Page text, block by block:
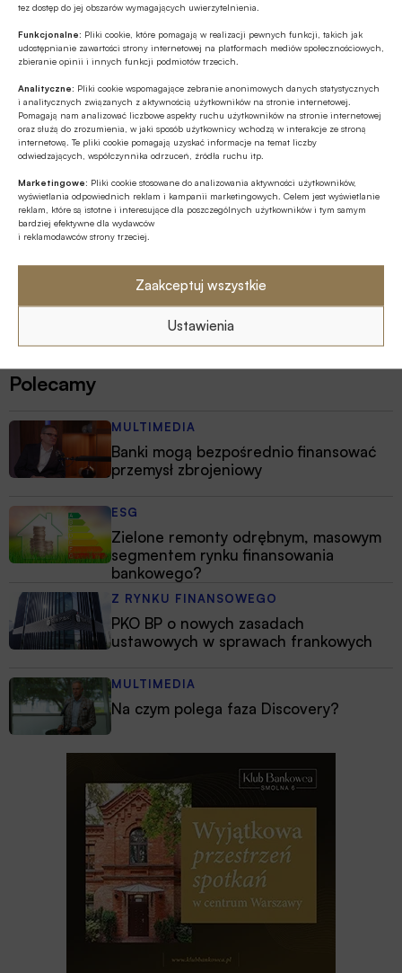
tez dostęp do jej obszarów wymagających uwierzytelnienia.
Funkcjonalne: Pliki cookie, które pomagają w realizacji pewnych funkcji, takich jak
udostępnianie zawartości strony internetowej na platformach mediów społecznościowych,
zbieranie opinii i innych funkcji podmiotów trzecich.
Analityczne: Pliki cookie wspomagające zebranie anonimowych danych statystycznych
i analitycznych związanych z aktywnością użytkowników na stronie internetowej.
Pomagają nam analizować liczbowe aspekty ruchu użytkowników na stronie internetowej
oraz służą do zrozumienia, w jaki sposób użytkownicy wchodzą w interakcje ze stroną
internetową. Te pliki cookie pomagają uzyskać informacje na temat liczby
odwiedzających, współczynnika odrzuceń, źródła ruchu itp.
Marketingowe: Pliki cookie stosowane do analizowania aktywności użytkowników,
wyświetlania odpowiednich reklam i kampanii marketingowych. Celem jest wyświetlanie
reklam, które są istotne i interesujące dla poszczególnych użytkowników i tym samym
bardziej efektywne dla wydawców
i reklamodawców strony trzeciej.
Zaakceptuj wszystkie
Ustawienia
Źródło
Gazeta Wyborcza
Polecamy
MULTIMEDIA
Banki mogą bezpośrednio finansować
przemysł zbrojeniowy
ESG
Zielone remonty odrębnym, masowym
segmentem rynku finansowania
bankowego?
Z RYNKU FINANSOWEGO
PKO BP o nowych zasadach
ustawowych w sprawach frankowych
MULTIMEDIA
Na czym polega faza Discovery?